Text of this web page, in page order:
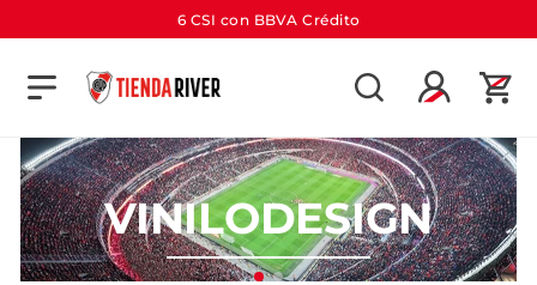
6 CSI con BBVA Crédito
VINILODESIGN
TÉRMINOS MÁS BUSCADOS
1.
camiseta
2.
campera
3.
gorra
4.
short